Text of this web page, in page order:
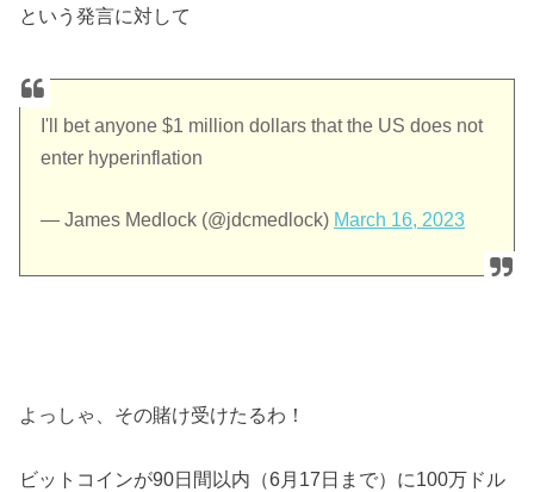
という発言に対して
I'll bet anyone $1 million dollars that the US does not
enter hyperinflation
— James Medlock (@jdcmedlock) March 16, 2023
よっしゃ、その賭け受けたるわ！
ビットコインが90日間以内（6月17日まで）に100万ドル